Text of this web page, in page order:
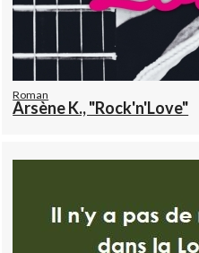
Roman
Arsène K., "Rock'n'Love"